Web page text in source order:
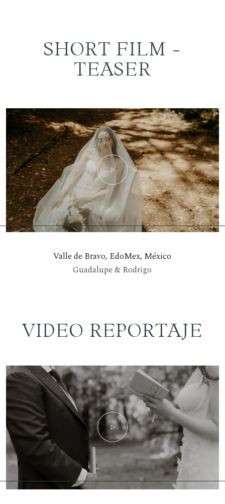
SHORT FILM -
TEASER
Guadalupe & Rodrigo
Valle de Bravo, EdoMex, México
VIDEO REPORTAJE